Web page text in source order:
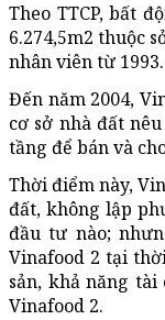
Theo TTCP, bất
6.274,5m2 thuộc
nhân viên từ 1993.
Đến năm 2004,
cơ sở nhà đất
tầng để bán và
Thời điểm này,
đất, không lập
đầu tư nào;
Vinafood 2 tại
sản, khả năng
Vinafood 2.